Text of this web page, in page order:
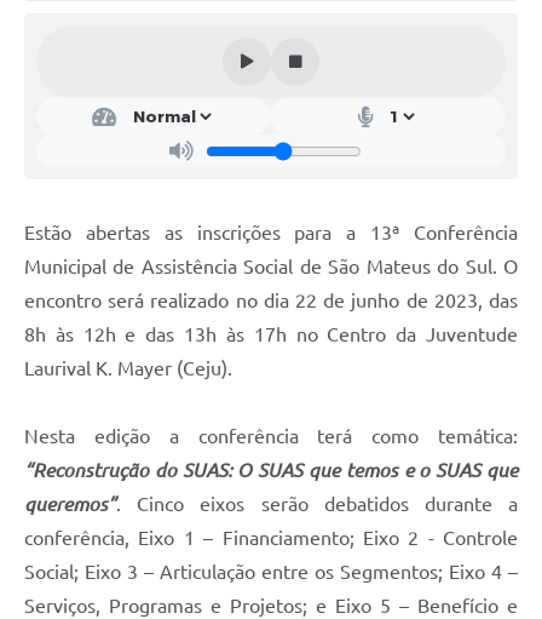
Previdência Complementar
Cadastro para Castração
Feriados Municipais
Telefones Postos de Saúde
Plantão das Funerárias
Serviço de Informação ao Cidadão
Estão abertas as inscrições para a 13ª Conferência
Municipal de Assistência Social de São Mateus do Sul. O
encontro será realizado no dia 22 de junho de 2023, das
8h às 12h e das 13h às 17h no Centro da Juventude
Laurival K. Mayer (Ceju).
Nesta edição a conferência terá como temática:
“Reconstrução do SUAS: O SUAS que temos e o SUAS que
queremos”. Cinco eixos serão debatidos durante a
conferência, Eixo 1 – Financiamento; Eixo 2 - Controle
Social; Eixo 3 – Articulação entre os Segmentos; Eixo 4 –
Serviços, Programas e Projetos; e Eixo 5 – Benefício e